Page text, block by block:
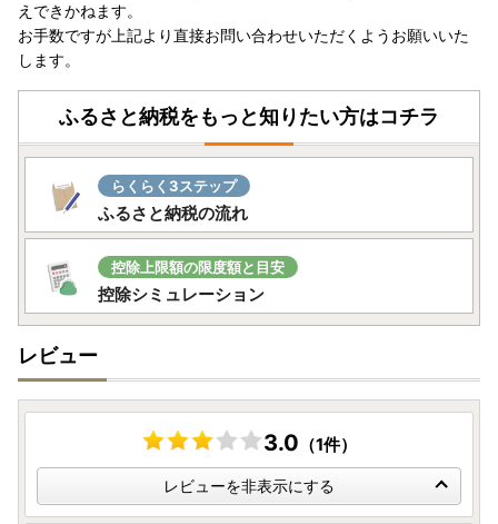
えできかねます。
お手数ですが上記より直接お問い合わせいただくようお願いいた
します。
ふるさと納税をもっと知りたい方はコチラ
らくらく3ステップ
ふるさと納税の流れ
控除上限額の限度額と目安
控除シミュレーション
レビュー
3.0 （1件）
レビューを非表示にする